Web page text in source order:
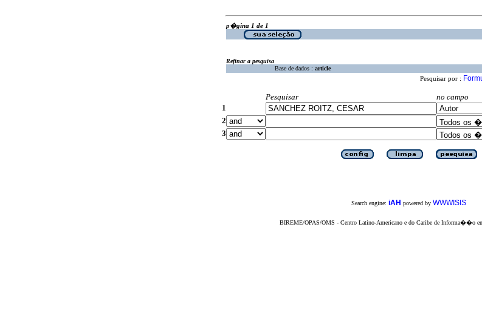
p�gina 1 de 1
Refinar a pesquisa
Base de dados : article
Pesquisar por :
Pesquisar
no campo
1
2
3
Search engine: iAH powered by WWWISIS
BIREME/OPAS/OMS - Centro Latino-Americano e do Caribe de Informa��o